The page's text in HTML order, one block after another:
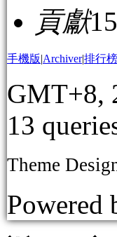
貢獻
手機版|Archiver|排行榜
GMT+8,
13
Theme
Powered